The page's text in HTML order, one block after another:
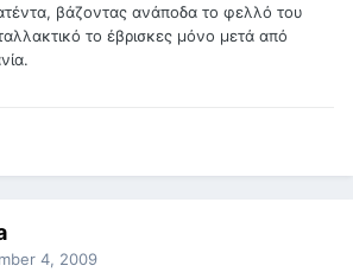
βάζοντας ανάποδα το φελλό του
το έβρισκες μόνο μετά από
4, 2009